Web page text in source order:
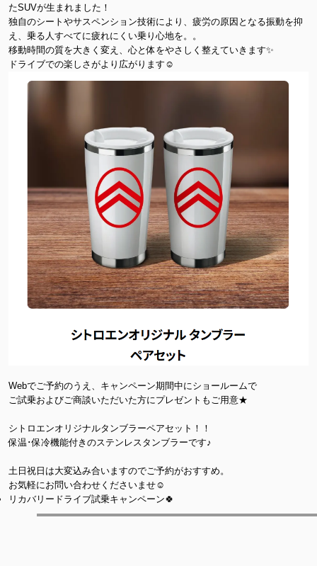
たSUVが生まれました！
独自のシートやサスペンション技術により、疲労の原因となる振動を抑
え、乗る人すべてに疲れにくい乗り心地を。。
移動時間の質を大きく変え、心と体をやさしく整えていきます✨
ドライブでの楽しさがより広がります☺
Webでご予約のうえ、キャンペーン期間中にショールームで
ご試乗およびご商談いただいた方にプレゼントもご用意★
シトロエンオリジナルタンブラーペアセット！！
保温･保冷機能付きのステンレスタンブラーです♪
土日祝日は大変込み合いますのでご予約がおすすめ。
お気軽にお問い合わせくださいませ☺
リカバリードライブ試乗キャンペーン🍀